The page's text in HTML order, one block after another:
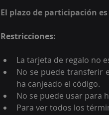
El plazo de participación
Restricciones:
La tarjeta de regalo no
No se puede transferir
ha canjeado el código.
No se puede usar para
Para ver todos los